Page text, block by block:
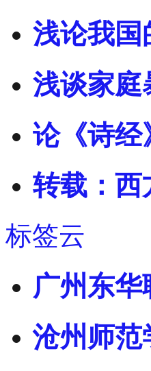
浅论我国
浅谈家庭
论《诗经
转载：西
标签云
广州东
沧州师范